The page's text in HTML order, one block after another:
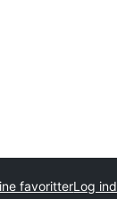
favoritterLog ind